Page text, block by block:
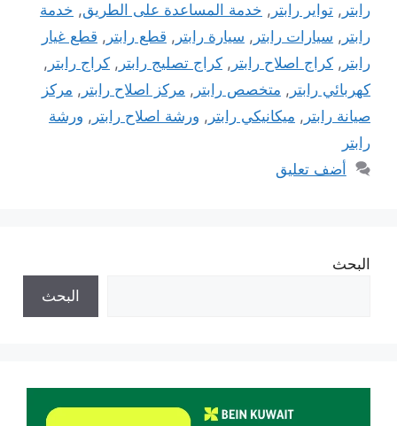
رابتر , تواير رابتر , خدمة المساعدة على الطريق, خدمة
رابتر , سيارات رابتر , سيارة رابتر , قطع رابتر , قطع غيار
رابتر , كراج اصلاح رابتر , كراج تصليج رابتر , كراج رابتر ,
كهربائي رابتر , متخصص رابتر , مركز اصلاح رابتر , مركز
صيانة رابتر , ميكانيكي رابتر , ورشة اصلاح رابتر , ورشة
رابتر
أضف تعليق
البحث
البحث